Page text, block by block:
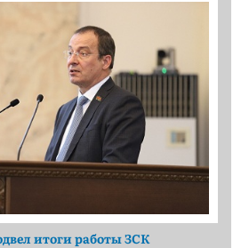
итоги работы ЗСК